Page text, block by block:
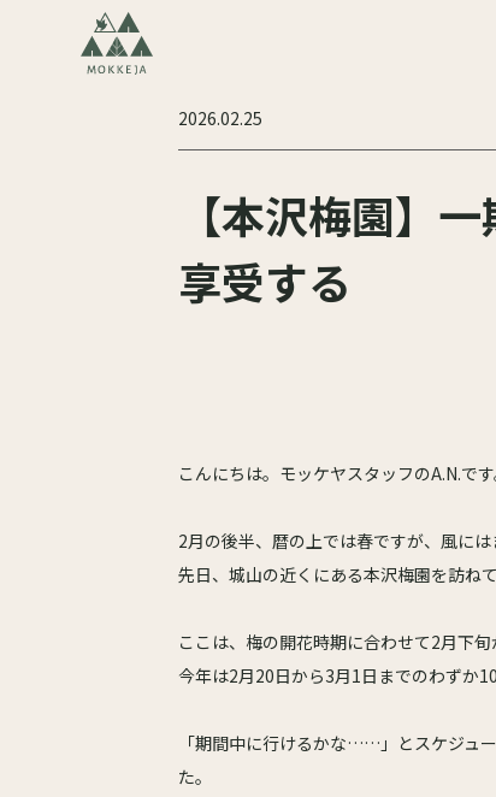
2026.02.25
【本沢梅園】
享受する
こんにちは。モッケヤスタッフのA.N.です
2月の後半、暦の上では春ですが、風には
先日、城山の近くにある本沢梅園を訪ねて
ここは、梅の開花時期に合わせて2月下
今年は2月20日から3月1日までのわずか
「期間中に行けるかな……」とスケジュ
た。